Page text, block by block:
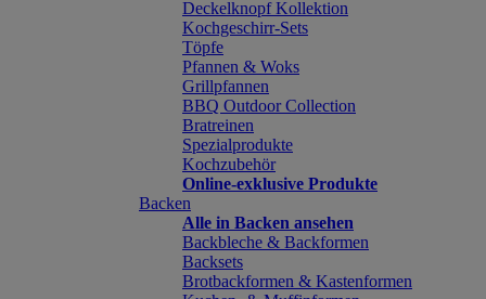
Deckelknopf Kollektion
Kochgeschirr-Sets
Töpfe
Pfannen & Woks
Grillpfannen
BBQ Outdoor Collection
Bratreinen
Spezialprodukte
Kochzubehör
Online-exklusive Produkte
Backen
Alle in Backen ansehen
Backbleche & Backformen
Backsets
Brotbackformen & Kastenformen